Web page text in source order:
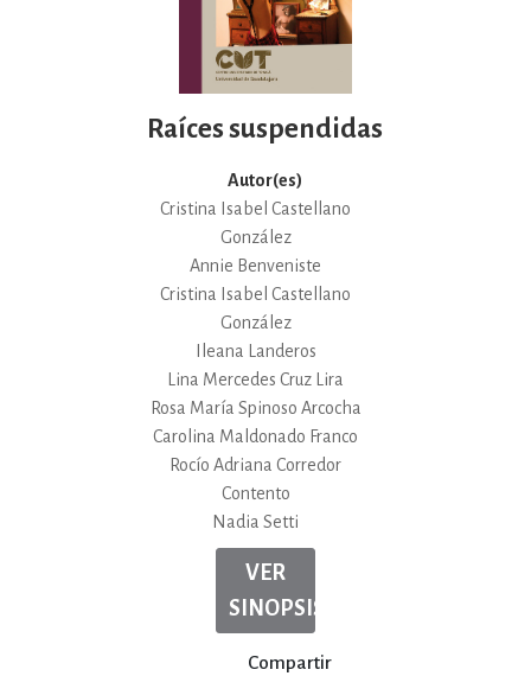
Raíces suspendidas
Autor(es)
Cristina Isabel Castellano
González
Annie Benveniste
Cristina Isabel Castellano
González
Ileana Landeros
Lina Mercedes Cruz Lira
Rosa María Spinoso Arcocha
Carolina Maldonado Franco
Rocío Adriana Corredor
Contento
Nadia Setti
VER
SINOPSIS
Compartir